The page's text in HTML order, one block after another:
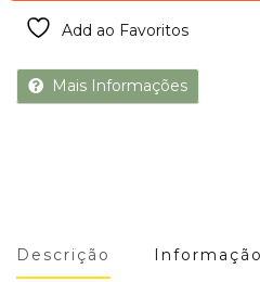
Add ao Favoritos
Mais Informações
Descrição